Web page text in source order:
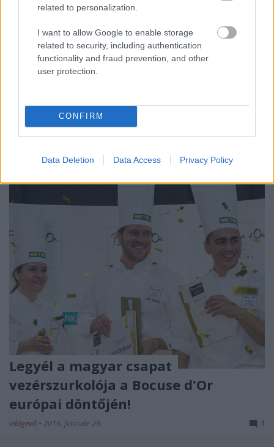
related to personalization.
I want to allow Google to enable storage
related to security, including authentication
functionality and fraud prevention, and other
user protection.
CONFIRM
Data Deletion Data Access Privacy Policy
TOP10 gasztrováros a világban
világevő•2016. március 01.
Egyre több helyen lehet jókat enni, de azért vannak
kiemelkedően fantasztikus helyek, ahova akár
kifejezetten csak enni is érdemes elmenni! Itt a 10
Legyél a magyar csapat
vezérszurkolója a Bocuse d'Or
európai döntőjén!
világevő • 2016. február 29. 1